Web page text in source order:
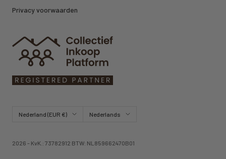
Privacy voorwaarden
Land/regio Nederland (EUR €) TaalNederlands
2026 - KvK.: 73782912 BTW: NL859662470B01